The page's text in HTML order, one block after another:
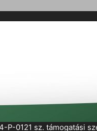
P-0121 sz. támogatási